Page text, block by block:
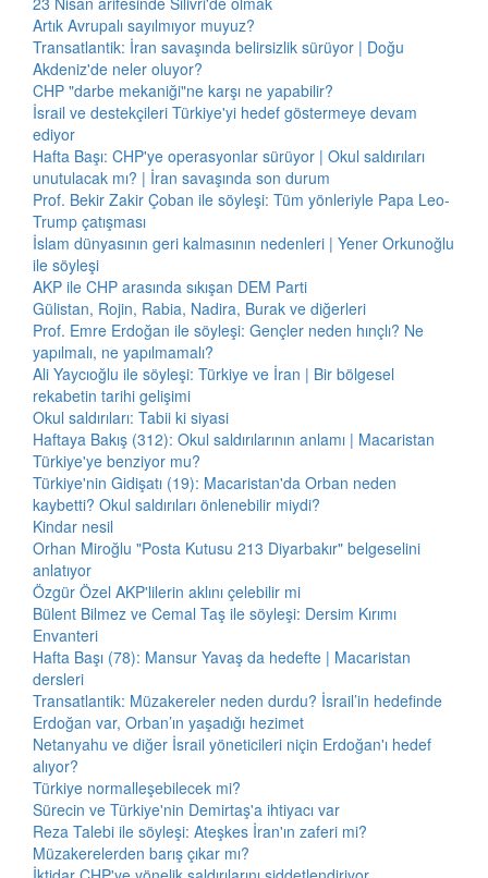
Artık Avrupalı sayılmıyor muyuz?
Transatlantik: İran savaşında belirsizlik sürüyor | Doğu
Akdeniz'de neler oluyor?
CHP "darbe mekaniği"ne karşı ne yapabilir?
İsrail ve destekçileri Türkiye'yi hedef göstermeye devam
ediyor
Hafta Başı: CHP'ye operasyonlar sürüyor | Okul saldırıları
unutulacak mı? | İran savaşında son durum
Prof. Bekir Zakir Çoban ile söyleşi: Tüm yönleriyle Papa Leo-
Trump çatışması
İslam dünyasının geri kalmasının nedenleri | Yener Orkunoğlu
ile söyleşi
AKP ile CHP arasında sıkışan DEM Parti
Gülistan, Rojin, Rabia, Nadira, Burak ve diğerleri
Prof. Emre Erdoğan ile söyleşi: Gençler neden hınçlı? Ne
yapılmalı, ne yapılmamalı?
Ali Yaycıoğlu ile söyleşi: Türkiye ve İran | Bir bölgesel
rekabetin tarihi gelişimi
Okul saldırıları: Tabii ki siyasi
Haftaya Bakış (312): Okul saldırılarının anlamı | Macaristan
Türkiye'ye benziyor mu?
Türkiye'nin Gidişatı (19): Macaristan'da Orban neden
kaybetti? Okul saldırıları önlenebilir miydi?
Kindar nesil
Orhan Miroğlu "Posta Kutusu 213 Diyarbakır" belgeselini
anlatıyor
Özgür Özel AKP'lilerin aklını çelebilir mi
Bülent Bilmez ve Cemal Taş ile söyleşi: Dersim Kırımı
Envanteri
Hafta Başı (78): Mansur Yavaş da hedefte | Macaristan
dersleri
Transatlantik: Müzakereler neden durdu? İsrail’in hedefinde
Erdoğan var, Orban’ın yaşadığı hezimet
Netanyahu ve diğer İsrail yöneticileri niçin Erdoğan'ı hedef
alıyor?
Türkiye normalleşebilecek mi?
Sürecin ve Türkiye'nin Demirtaş'a ihtiyacı var
Reza Talebi ile söyleşi: Ateşkes İran'ın zaferi mi?
Müzakerelerden barış çıkar mı?